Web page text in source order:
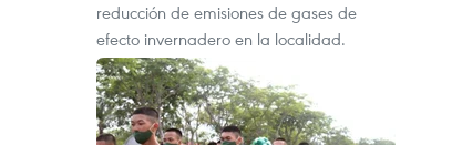
reducción de emisiones de gases de
efecto invernadero en la localidad.